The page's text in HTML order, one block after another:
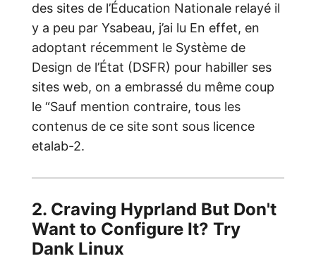
des sites de l’Éducation Nationale relayé il
y a peu par Ysabeau, j’ai lu En effet, en
adoptant récemment le Système de
Design de l’État (DSFR) pour habiller ses
sites web, on a embrassé du même coup
le “Sauf mention contraire, tous les
contenus de ce site sont sous licence
etalab-2.
2. Craving Hyprland But Don't
Want to Configure It? Try
Dank Linux